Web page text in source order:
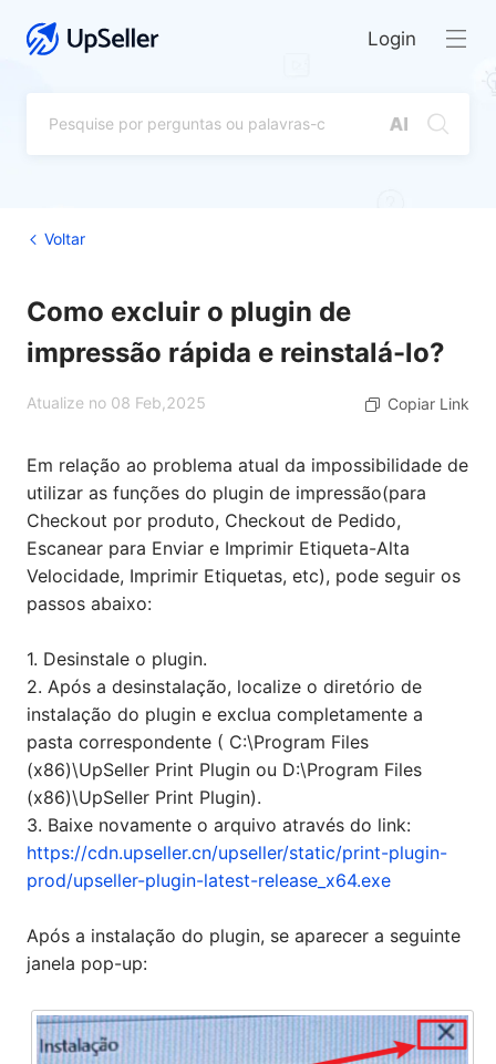
Login
Voltar
Como excluir o plugin de
impressão rápida e reinstalá-lo?
Atualize no 08 Feb,2025 Copiar Link
Em relação ao problema atual da impossibilidade de
utilizar as funções do plugin de impressão(para
Checkout por produto, Checkout de Pedido,
Escanear para Enviar e Imprimir Etiqueta-Alta
Velocidade, Imprimir Etiquetas, etc), pode seguir os
passos abaixo:
1. Desinstale o plugin.
2. Após a desinstalação, localize o diretório de
instalação do plugin e exclua completamente a
pasta correspondente ( C:\Program Files
(x86)\UpSeller Print Plugin ou D:\Program Files
(x86)\UpSeller Print Plugin).
3. Baixe novamente o arquivo através do link:
https://cdn.upseller.cn/upseller/static/print-plugin-
prod/upseller-plugin-latest-release_x64.exe
Após a instalação do plugin, se aparecer a seguinte
janela pop-up: